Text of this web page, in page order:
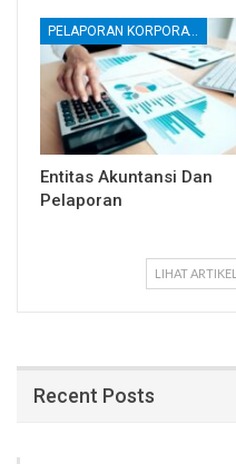
PELAPORAN KORPORATE
Entitas Akuntansi Dan
Pelaporan
LIHAT
Recent Posts